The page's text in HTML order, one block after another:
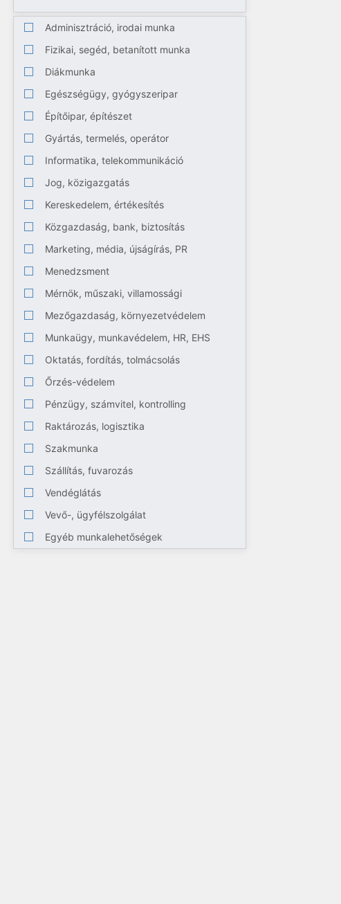
Adminisztráció, irodai munka
Fizikai, segéd, betanított munka
Diákmunka
Egészségügy, gyógyszeripar
Építőipar, építészet
Gyártás, termelés, operátor
Informatika, telekommunikáció
Jog, közigazgatás
Kereskedelem, értékesítés
Közgazdaság, bank, biztosítás
Marketing, média, újságírás, PR
Menedzsment
Mérnök, műszaki, villamossági
Mezőgazdaság, környezetvédelem
Munkaügy, munkavédelem, HR, EHS
Oktatás, fordítás, tolmácsolás
Őrzés-védelem
Pénzügy, számvitel, kontrolling
Raktározás, logisztika
Szakmunka
Szállítás, fuvarozás
Vendéglátás
Vevő-, ügyfélszolgálat
Egyéb munkalehetőségek